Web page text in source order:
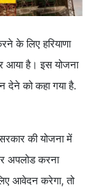
के लिए हरियाणा
आया है। इस योजना
देने को कहा गया है.
की योजना में
अपलोड करना
आवेदन करेगा, तो